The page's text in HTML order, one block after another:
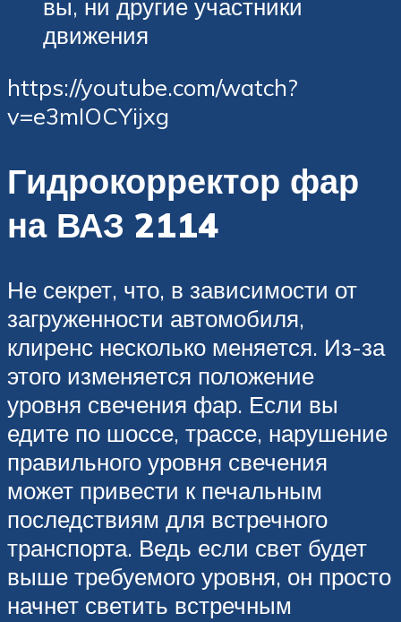
вы, ни другие участники
движения
https://youtube.com/watch?
v=e3mIOCYijxg
Гидрокорректор фар
на ВАЗ 2114
Не секрет, что, в зависимости от
загруженности автомобиля,
клиренс несколько меняется. Из-за
этого изменяется положение
уровня свечения фар. Если вы
едите по шоссе, трассе, нарушение
правильного уровня свечения
может привести к печальным
последствиям для встречного
транспорта. Ведь если свет будет
выше требуемого уровня, он просто
начнет светить встречным